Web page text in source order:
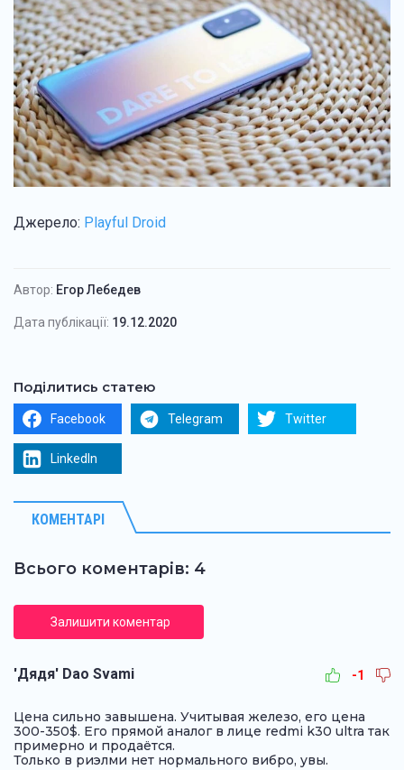
Джерело: Playful Droid
Автор: Егор Лебедев
Дата публікації: 19.12.2020
Поділитись статею
Facebook Telegram Twitter
LinkedIn
КОМЕНТАРІ
Всього коментарів: 4
Залишити коментар
'Дядя' Dao Svami -1
Цена сильно завышена. Учитывая железо, его цена
300-350$. Его прямой аналог в лице redmi k30 ultra так
примерно и продаётся.
Только в риэлми нет нормального вибро, увы.